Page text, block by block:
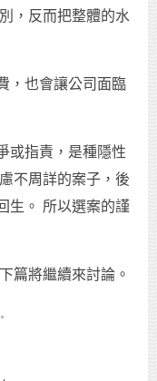
，反而把整體的水
，也會讓公司面臨
或指責，是種隱性
不周詳的案子，後
生。 所以選案的謹
篇將繼續來討論。